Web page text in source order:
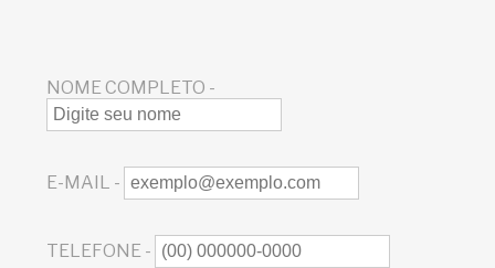
NOME COMPLETO -
E-MAIL -
TELEFONE -